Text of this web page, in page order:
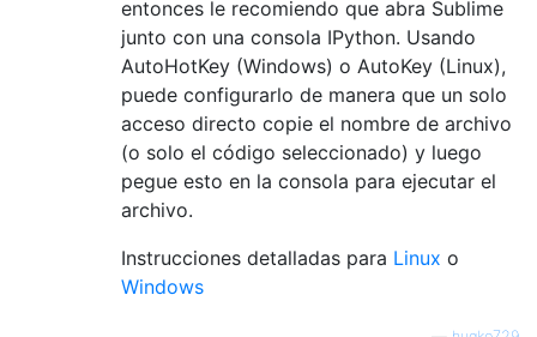
entonces le recomiendo que abra Sublime
junto con una consola IPython. Usando
AutoHotKey (Windows) o AutoKey (Linux),
puede configurarlo de manera que un solo
acceso directo copie el nombre de archivo
(o solo el código seleccionado) y luego
pegue esto en la consola para ejecutar el
archivo.
Instrucciones detalladas para Linux o
Windows